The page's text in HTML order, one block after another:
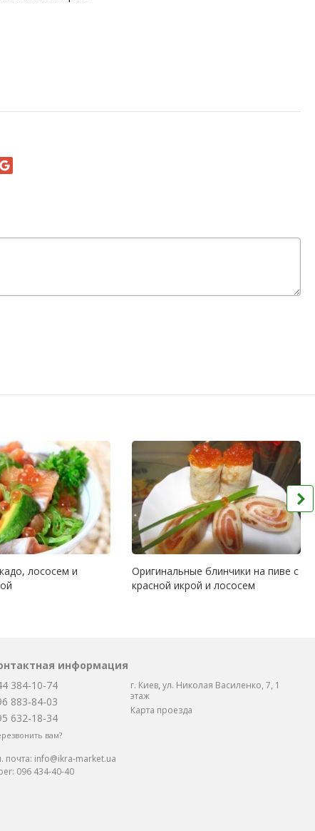
лососем и
Оригинальные блинчики на пиве с
красной икрой и лососем
информация
384-10-74
883-84-03
632-18-34
вам?
г. Киев, ул. Николая Василенко, 7, 1
этаж
Карта проезда
почта: info@ikra-market.ua
096 434-40-40